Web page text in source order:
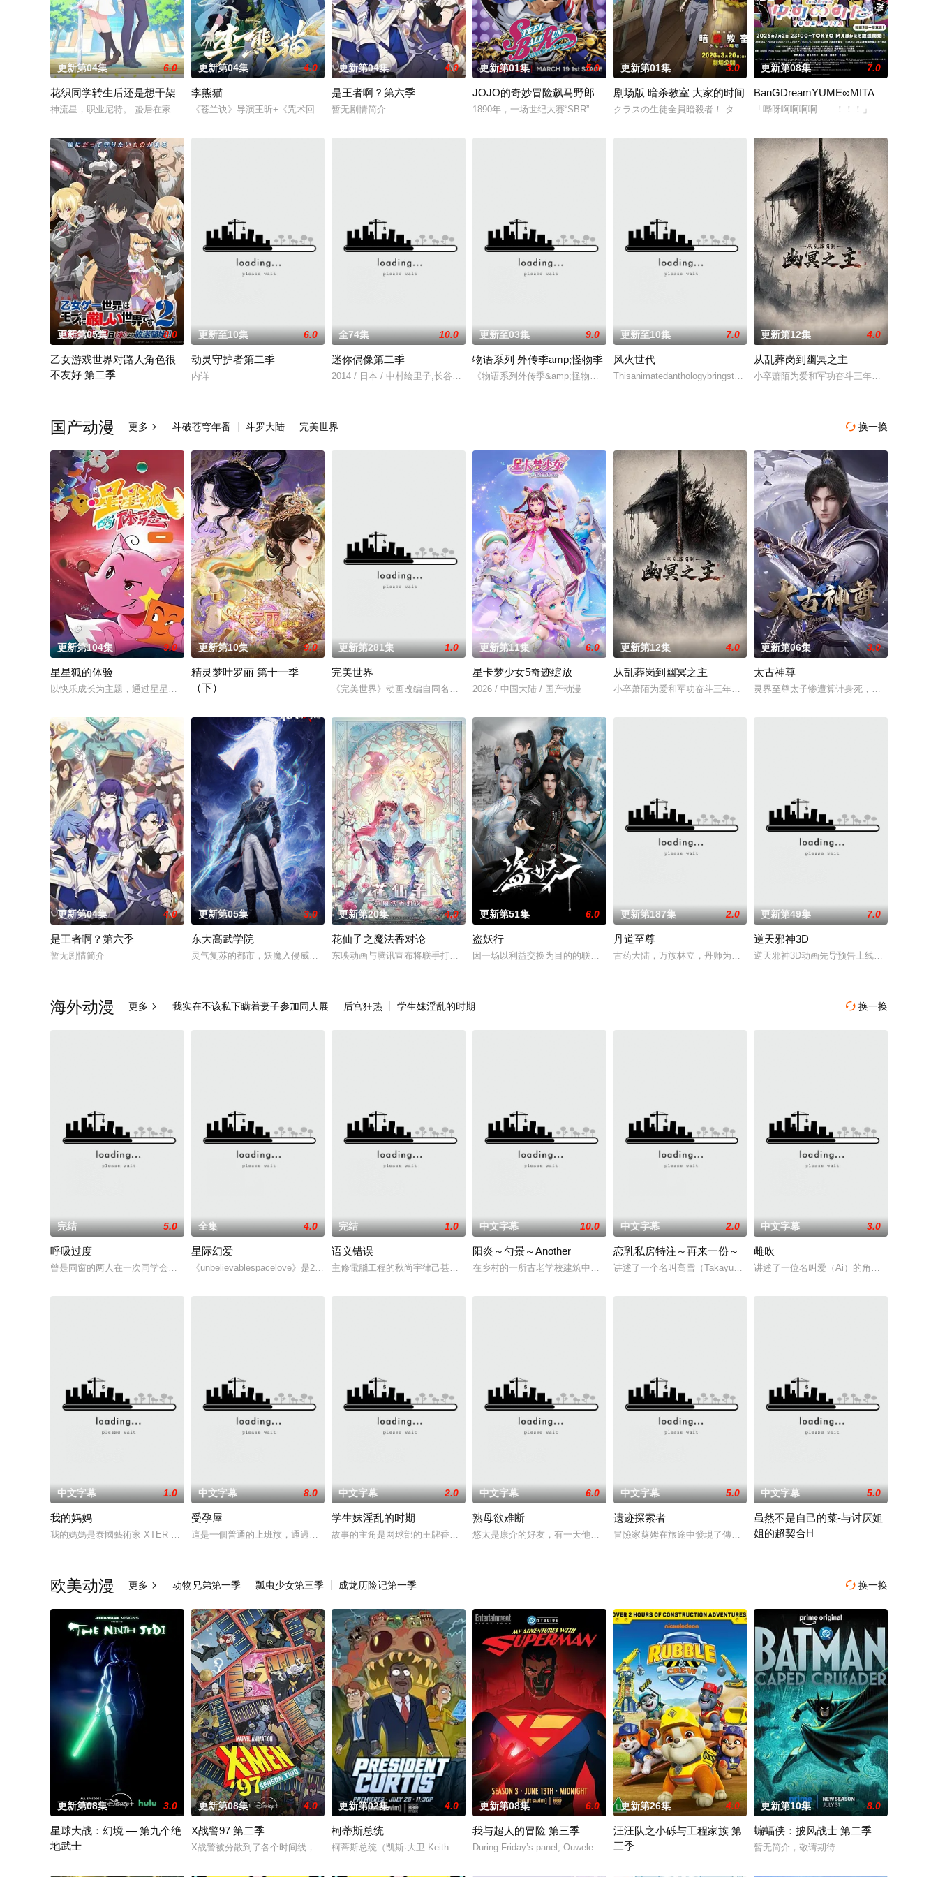
更新第04集 6.0
花织同学转生后还是想干架
神流星，职业尼特。 蛰居在家沉迷游戏度日，实际上却在某个不为人知的世界曾担任魔王！ 而此刻找上门来的，
更新第04集 4.0
李熊猫
《苍兰诀》导演王昕+《咒术回战》总作监西位辉实，联手打造国风武侠与星际科幻对撞的高燃新番！改编自文舟创
更新第04集 4.0
是王者啊？第六季
暂无剧情简介
更新第01集 5.0
JOJO的奇妙冒险飙马野郎
1890年，一场世纪大赛“SBR”于美国举开。全长共6000公里，是人类史上第一场骑乘马匹横越北美大陆
更新第01集 3.0
剧场版 暗杀教室 大家的时间
クラスの生徒全員暗殺者！ ターゲットは担任の先生? 暗殺学園青春エンターテ
更新第08集 7.0
BanGDreamYUME∞MITA
「哔呀啊啊啊啊——！！！」为了乐团出道
更新第05集 8.0
乙女游戏世界对路人角色很
不友好 第二季
更新至10集 6.0
动灵守护者第二季
内详
全74集 10.0
迷你偶像第二季
2014 / 日本 / 中村绘里子,长谷川明子,今井麻美,仁后真耶子,浅仓杏美,平田宏美,下田麻美,钉宫理惠,高桥智秋,原由实
更新至03集 9.0
物语系列 外传季amp;怪物季
《物语系列外传季&amp;怪物季》包含了「愚物语」、「业物语」、「抚物语」、「结物语」等番外篇
更新至10集 7.0
风火世代
Thisanimatedanthologybringstogetheranewwaveofanimat
更新第12集 4.0
从乱葬岗到幽冥之主
小卒萧陌为爱和军功奋斗三年，却被恋人柳
 换一换
国产动漫 更多  斗破苍穹年番 斗罗大陆 完美世界
更新第104集 9.0
星星狐的体验
以快乐成长为主题，通过星星狐演绎不同的职业角色，帮助了孩子们了解职业，带领他们找寻到自己的兴趣与爱好，
更新第10集 9.0
精灵梦叶罗丽 第十一季
（下）
更新第281集 1.0
完美世界
《完美世界》动画改编自同名小说。他为修道而生，为应劫而至，他身化亿万血雨，洒落万古岁月，经历无数时空的
更新第11集 6.0
星卡梦少女5奇迹绽放
2026 / 中国大陆 / 国产动漫
更新第12集 4.0
从乱葬岗到幽冥之主
小卒萧陌为爱和军功奋斗三年，却被恋人柳莺儿与将军之子赵昊联手背叛，残忍
更新第06集 3.0
太古神尊
灵界至尊太子惨遭算计身死，重生跌落凡尘
更新第04集 4.0
是王者啊？第六季
暂无剧情简介
更新第05集 3.0
东大高武学院
灵气复苏的都市，妖魔入侵威胁来袭，天生废灵根的少年秦雨体内意外觉醒神力，被选中成为神秘至强功法万物生的
更新第20集 4.0
花仙子之魔法香对论
东映动画与腾讯宣布将联手打造『花仙子』全新动画 新作将继承经典、结合潮流、呈现崭新的花仙子世界。
更新第51集 6.0
盗妖行
因一场以利益交换为目的的联姻，太玄楼刺客江元与九璇宗圣女韶月奉命成婚。两人在洞房夜发起暗杀，却发现彼此
更新第187集 2.0
丹道至尊
古药大陆，万族林立，丹师为尊；双生武脉，再现世间！醉卧美人膝，成就丹道
更新第49集 7.0
逆天邪神3D
逆天邪神3D动画先导预告上线！掌天毒之珠
 换一换
海外动漫 更多  我实在不该私下瞒着妻子参加同人展 后宫狂热 学生妹淫乱的时期
完结 5.0
呼吸过度
曾是同窗的两人在一次同学会上再次见面引发回忆杀~
全集 4.0
星际幻爱
《unbelievablespacelove》是2018年出品的韩国动画爱情短片，为《过度呼吸》画师的
完结 1.0
语义错误
主修電腦工程的秋尚宇律己甚嚴，在一堂通識課中認識了設計系的張宰英，是校園風雲人物的張宰英可謂十項全能，
中文字幕 10.0
阳炎～勺景～Another
在乡村的一所古老学校建筑中，雾岛枫被发现死亡。 她儿时的朋友高桥葵不以为自己自杀了，而是被谋杀了。 有
中文字幕 2.0
恋乳私房特注～再来一份～
讲述了一个名叫高雪（Takayuki）的主人公，他的父母在远方的国家进行遗迹发
中文字幕 3.0
雌吹
讲述了一位名叫爱（Ai）的角色面临的困境
中文字幕 1.0
我的妈妈
我的媽媽是泰國藝術家 XTER 創作的情色漫畫，講述了一名大學生在假期和他的母親去海灘度假勝地度假的故
中文字幕 8.0
受孕屋
這是一個普通的上班族，通過內射提供精子的故事。寺田曉斗雖然是個極其普通的上班族，但他擁有傷口癒合得異常
中文字幕 2.0
学生妹淫乱的时期
故事的主角是网球部的王牌香织，她去探望最近没有出现在网球部的后辈亚美。在男友正也的关心下，香织被亚美带
中文字幕 6.0
熟母欲难断
悠太是康介的好友，有一天他去康介家做客，和他一起享用了晚餐。飯後悠太主動幫忙清理餐具，卻不幸摔倒了，雙
中文字幕 5.0
遗迹探索者
冒險家葵姆在旅途中發現了傳說中的「天堂之梯」地宮，成為了 500 年以來第一
中文字幕 5.0
虽然不是自己的菜-与讨厌姐
姐的超契合H
 换一换
欧美动漫 更多  动物兄弟第一季 瓢虫少女第三季 成龙历险记第一季
更新第08集 3.0
星球大战：幻境 — 第九个绝
地武士
更新第08集 4.0
X战警97 第二季
X战警被分散到了各个时间线，从过去，到未来，而他们将在最脆弱的时间点遭遇袭击——如今，1990年代。天
更新第02集 4.0
柯蒂斯总统
柯蒂斯总统（凯斯·大卫 Keith David 配音）及其古怪的幕僚团队将共同应对那些瑞克根本不会理会
更新第08集 6.0
我与超人的冒险 第三季
During Friday’s panel, Ouweleen also revealed that
更新第26集 4.0
汪汪队之小砾与工程家族 第
三季
更新第10集 8.0
蝙蝠侠：披风战士 第二季
暂无简介，敬请期待